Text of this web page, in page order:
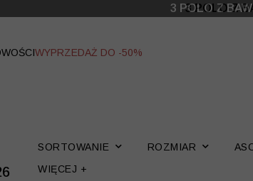
3 POLO Z
WYPRZEDAŻ DO -50% |
WYPRZEDAŻ DO -50%
SORTOWANIE ROZMIAR
WIĘCEJ +